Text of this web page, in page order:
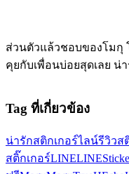
ส่วนตัวแล้วชอบของโมกุ
คุยกับเพื่อนบ่อยสุดเลย น่
Tag ที่เกี่ยวข้อง
น่ารักสติกเกอร์ไลน์รีวิวส
สติ๊กเกอร์LINE